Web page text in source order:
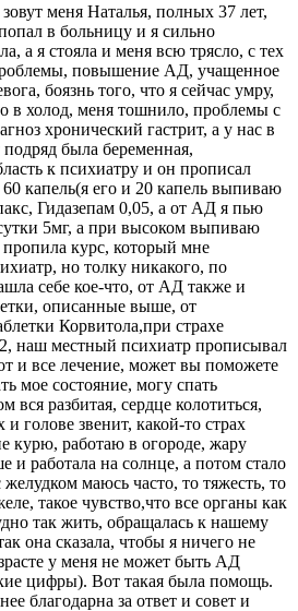
меня Наталья, полных 37 лет,
в больницу и я сильно
а я стояла и меня всю трясло, с тех
повышение АД, учащенное
боязнь того, что я сейчас умру,
в холод, меня тошнило, проблемы с
хронический гастрит, а у нас в
была беременная,
к психиатру и он прописал
60 капель(я его и 20 капель выпиваю
Гидазепам 0,05, а от АД я пью
5мг, а при высоком выпиваю
пропила курс, который мне
но толку никакого, по
себе кое-что, от АД также и
описанные выше, от
Корвитола,при страхе
наш местный психиатр прописывал
и все лечение, может вы поможете
мое состояние, могу спать
вся разбитая, сердце колотиться,
голове звенит, какой-то страх
курю, работаю в огороде, жару
и работала на солнце, а потом стало
маюсь часто, то тяжесть, то
такое чувство,что все органы как
так жить, обращалась к нашему
она сказала, чтобы я ничего не
у меня не может быть АД
цифры). Вот такая была помощь.
благодарна за ответ и совет и